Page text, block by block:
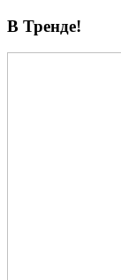
В Тренде!